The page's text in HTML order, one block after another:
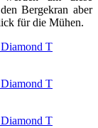
Bergekran aber
für die Mühen.